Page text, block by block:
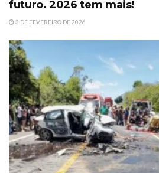
futuro. 2026 tem mais!
3 DE FEVEREIRO DE 2026